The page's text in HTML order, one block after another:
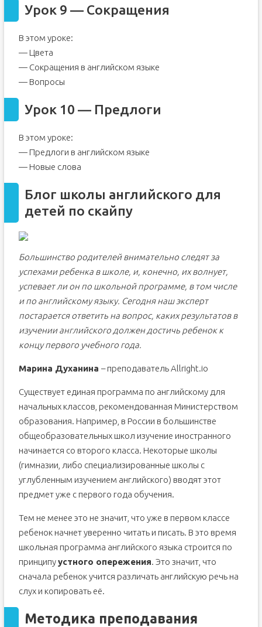
Урок 9 — Сокращения
В этом уроке:
— Цвета
— Сокращения в английском языке
— Вопросы
Урок 10 — Предлоги
В этом уроке:
— Предлоги в английском языке
— Новые слова
Блог школы английского для
детей по скайпу
Большинство родителей внимательно следят за
успехами ребенка в школе, и, конечно, их волнует,
успевает ли он по школьной программе, в том числе
и по английскому языку. Сегодня наш эксперт
постарается ответить на вопрос, каких результатов в
изучении английского должен достичь ребенок к
концу первого учебного года.
Марина Духанина – преподаватель Allright.io
Существует единая программа по английскому для
начальных классов, рекомендованная Министерством
образования. Например, в России в большинстве
общеобразовательных школ изучение иностранного
начинается со второго класса. Некоторые школы
(гимназии, либо специализированные школы с
углубленным изучением английского) вводят этот
предмет уже с первого года обучения.
Тем не менее это не значит, что уже в первом классе
ребенок начнет уверенно читать и писать. В это время
школьная программа английского языка строится по
принципуустного опережения. Это значит, что
сначала ребенок учится различать английскую речь на
слух и копировать её.
Методика преподавания